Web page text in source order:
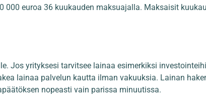
euroa 36 kuukauden maksuajalla. Maksaisit
Jos yrityksesi tarvitsee lainaa esimerkiksi
lainaa palvelun kautta ilman vakuuksia. Lainan
nopeasti vain parissa minuutissa.